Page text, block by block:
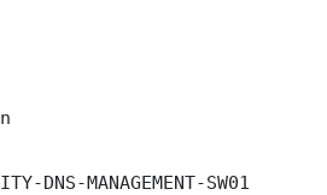
DNS-MANAGEMENT-SW01